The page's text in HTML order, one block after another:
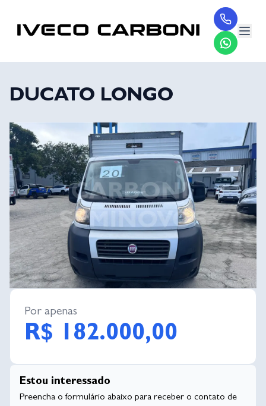
DUCATO LONGO
Por apenas
R$ 182.000,00
Estou interessado
Preencha o formulário abaixo para receber o contato de